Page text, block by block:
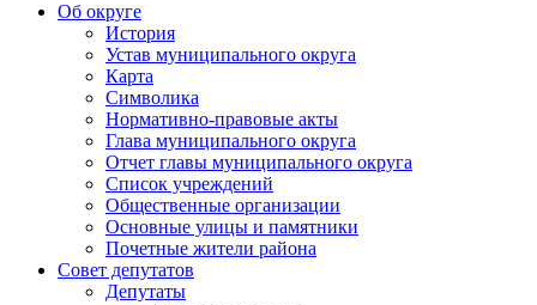
Об округе
История
Устав муниципального округа
Карта
Символика
Нормативно-правовые акты
Глава муниципального округа
Отчет главы муниципального округа
Список учреждений
Общественные организации
Основные улицы и памятники
Почетные жители района
Совет депутатов
Депутаты